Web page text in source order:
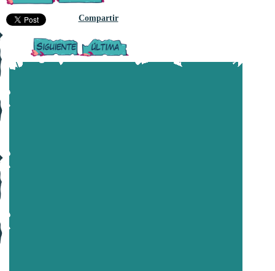
Compartir